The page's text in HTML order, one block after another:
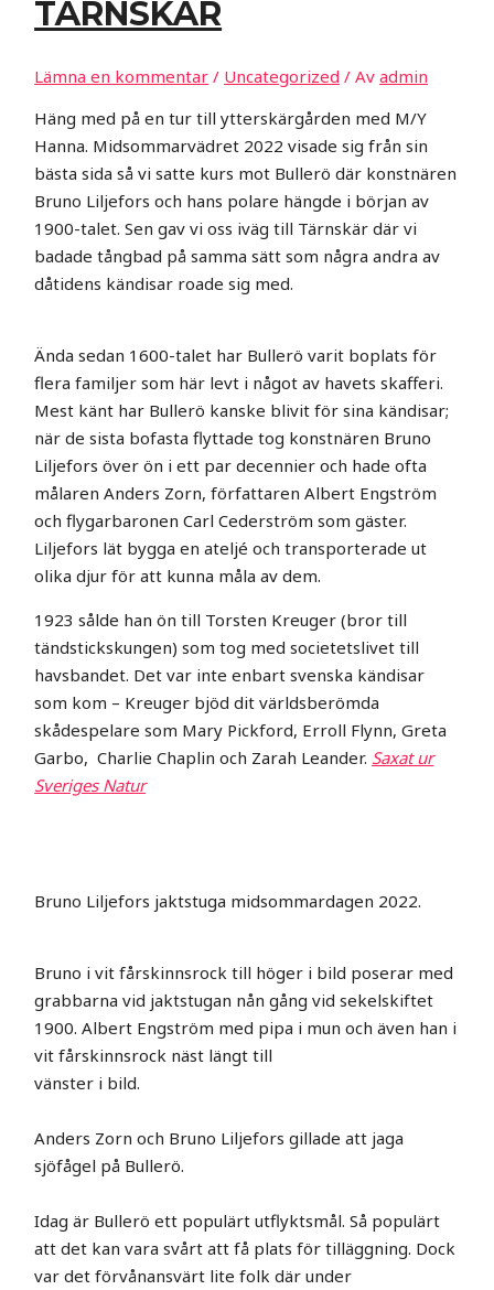
TÄRNSKÄR
Lämna en kommentar / Uncategorized / Av admin
Häng med på en tur till ytterskärgården med M/Y
Hanna. Midsommarvädret 2022 visade sig från sin
bästa sida så vi satte kurs mot Bullerö där konstnären
Bruno Liljefors och hans polare hängde i början av
1900-talet. Sen gav vi oss iväg till Tärnskär där vi
badade tångbad på samma sätt som några andra av
dåtidens kändisar roade sig med.
Ända sedan 1600-talet har Bullerö varit boplats för
flera familjer som här levt i något av havets skafferi.
Mest känt har Bullerö kanske blivit för sina kändisar;
när de sista bofasta flyttade tog konstnären Bruno
Liljefors över ön i ett par decennier och hade ofta
målaren Anders Zorn, författaren Albert Engström
och flygarbaronen Carl Cederström som gäster.
Liljefors lät bygga en ateljé och transporterade ut
olika djur för att kunna måla av dem.
1923 sålde han ön till Torsten Kreuger (bror till
tändstickskungen) som tog med societetslivet till
havsbandet. Det var inte enbart svenska kändisar
som kom – Kreuger bjöd dit världsberömda
skådespelare som Mary Pickford, Erroll Flynn, Greta
Garbo, Charlie Chaplin och Zarah Leander. Saxat ur
Sveriges Natur
Bruno Liljefors jaktstuga midsommardagen 2022.
Bruno i vit fårskinnsrock till höger i bild poserar med
grabbarna vid jaktstugan nån gång vid sekelskiftet
1900. Albert Engström med pipa i mun och även han i
vit fårskinnsrock näst längt till
vänster i bild.
Anders Zorn och Bruno Liljefors gillade att jaga
sjöfågel på Bullerö.
Idag är Bullerö ett populärt utflyktsmål. Så populärt
att det kan vara svårt att få plats för tilläggning. Dock
var det förvånansvärt lite folk där under